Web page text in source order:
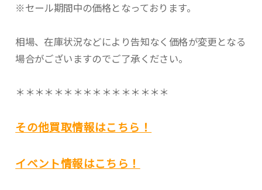
※セール期間中の価格となっております。
相場、在庫状況などにより告知なく価格が変更となる
場合がございますのでご了承ください。
＊＊＊＊＊＊＊＊＊＊＊＊＊＊＊＊
その他買取情報はこちら！
イベント情報はこちら！